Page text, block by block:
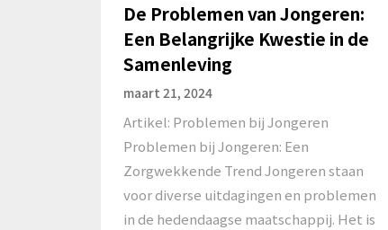
De Problemen van Jongeren:
Een Belangrijke Kwestie in de
Samenleving
maart 21, 2024
Artikel: Problemen bij Jongeren
Problemen bij Jongeren: Een
Zorgwekkende Trend Jongeren staan
voor diverse uitdagingen en problemen
in de hedendaagse maatschappij. Het is